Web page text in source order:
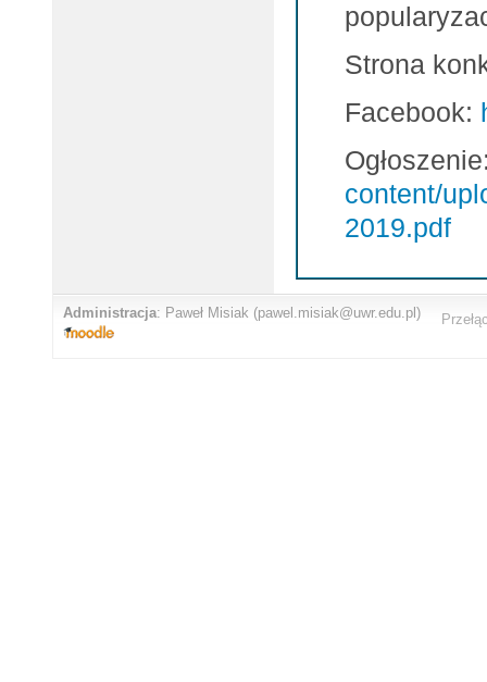
Strona
Facebook:
content/
2019.pdf
Administracja: Paweł Misiak (pawel.misiak@uwr.edu.pl)